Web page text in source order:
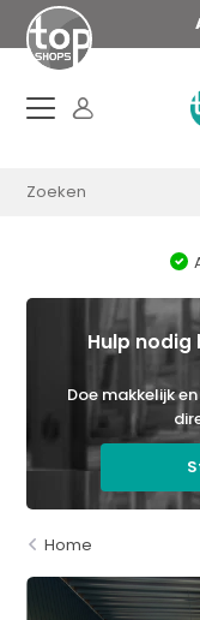
Hulp nodig
Doe makkelijk
Home